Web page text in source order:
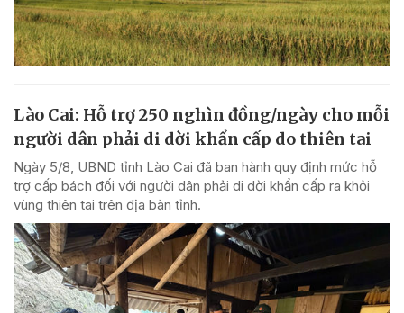
Lào Cai: Hỗ trợ 250 nghìn đồng/ngày cho mỗi
người dân phải di dời khẩn cấp do thiên tai
Ngày 5/8, UBND tỉnh Lào Cai đã ban hành quy định mức hỗ
trợ cấp bách đối với người dân phải di dời khẩn cấp ra khỏi
vùng thiên tai trên địa bàn tỉnh.